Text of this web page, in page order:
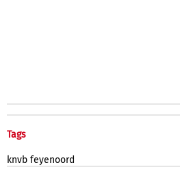
Tags
knvb feyenoord